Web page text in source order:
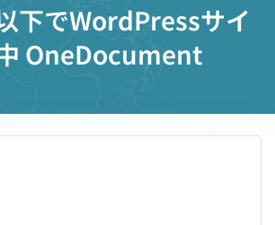
下でWordPressサイ
OneDocument